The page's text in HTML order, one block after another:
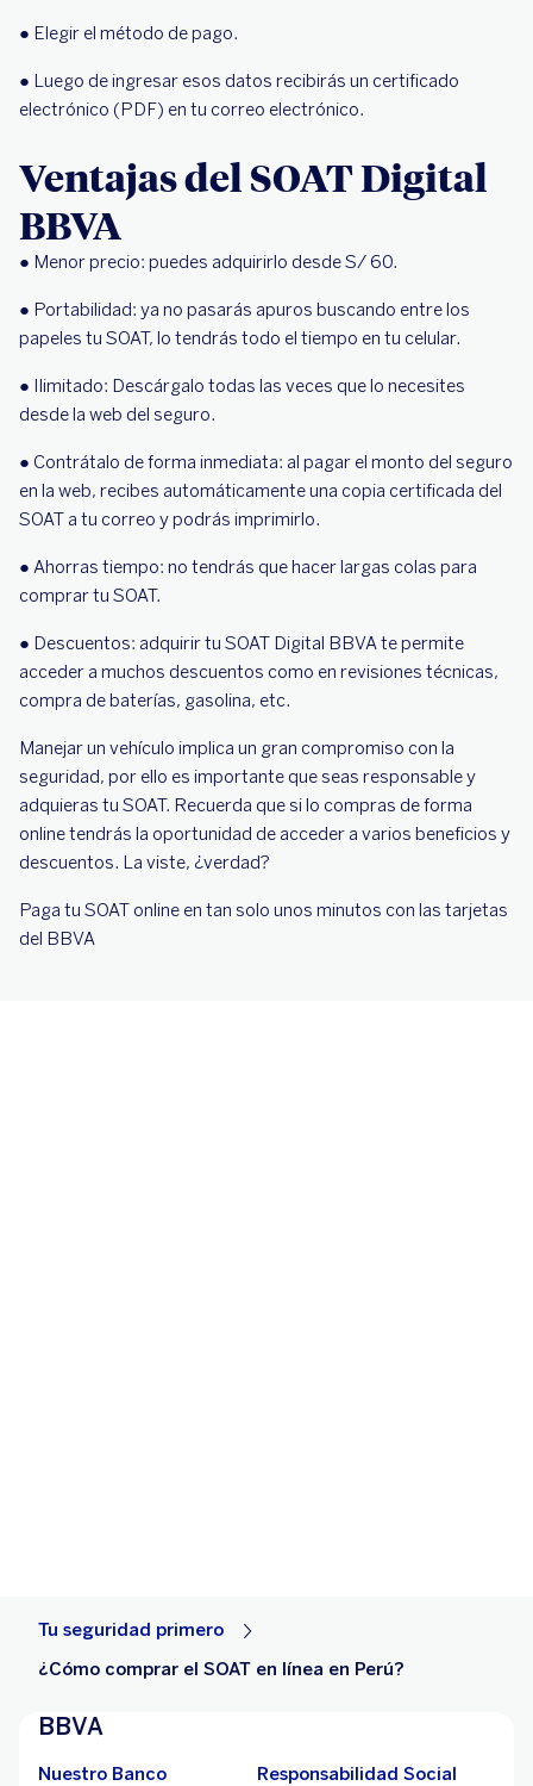
● Elegir el método de pago.
● Luego de ingresar esos datos recibirás un certificado
electrónico (PDF) en tu correo electrónico.
Ventajas del SOAT Digital
BBVA
● Menor precio: puedes adquirirlo desde S/ 60.
● Portabilidad: ya no pasarás apuros buscando entre los
papeles tu SOAT, lo tendrás todo el tiempo en tu celular.
● Ilimitado: Descárgalo todas las veces que lo necesites
desde la web del seguro.
● Contrátalo de forma inmediata: al pagar el monto del seguro
en la web, recibes automáticamente una copia certificada del
SOAT a tu correo y podrás imprimirlo.
● Ahorras tiempo: no tendrás que hacer largas colas para
comprar tu SOAT.
● Descuentos: adquirir tu SOAT Digital BBVA te permite
acceder a muchos descuentos como en revisiones técnicas,
compra de baterías, gasolina, etc.
Manejar un vehículo implica un gran compromiso con la
seguridad, por ello es importante que seas responsable y
adquieras tu SOAT. Recuerda que si lo compras de forma
online tendrás la oportunidad de acceder a varios beneficios y
descuentos. La viste, ¿verdad?
Paga tu SOAT online en tan solo unos minutos con las tarjetas
del BBVA
Tu seguridad primero
¿Cómo comprar el SOAT en línea en Perú?
BBVA
Nuestro Banco
Responsabilidad Social